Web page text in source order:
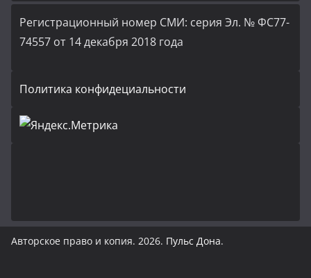
Регистрационный номер СМИ: серия Эл. № ФС77-
74557 от 14 декабря 2018 года
Политика конфидециальности
Авторское право и копия. 2026. Пульс Дона.